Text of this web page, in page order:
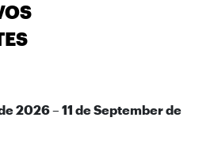
2026 – 11 de September de